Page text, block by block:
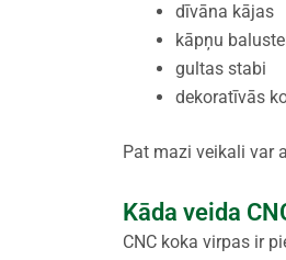
dīvāna kājas
kāpņu
gultas stabi
dekoratīvās
Pat mazi veikali var
Kāda veida
CNC koka virpas ir